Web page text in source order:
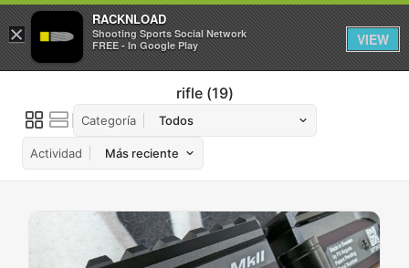
Iniciar sesión Registrarse
rifle 19
Categoría
Actividad
×
RACKNLOAD
Shooting Sports Social Network
FREE - In Google Play
VIEW